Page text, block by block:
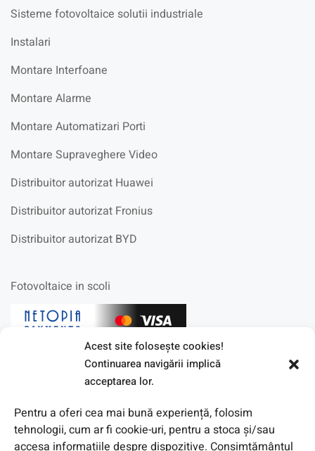
Acest site foloseşte cookies!
Continuarea navigării implică
acceptarea lor.
Pentru a oferi cea mai bună experiență, folosim
tehnologii, cum ar fi cookie-uri, pentru a stoca și/sau
accesa informațiile despre dispozitive. Consimțământul
Sisteme fotovoltaice solutii industriale
Instalari
Montare Interfoane
Montare Alarme
Montare Automatizari Porti
Montare Supraveghere Video
Distribuitor autorizat Huawei
Distribuitor autorizat Fronius
Distribuitor autorizat BYD
Fotovoltaice in scoli